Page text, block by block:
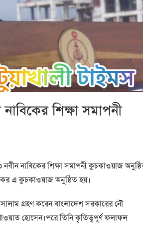
শিক্ষা সমাপনী
নাবিকের শিক্ষা সমাপনী কুচকাওয়াজ
এ কুচকাওয়াজ অনুষ্ঠিত হয়।
গ্রহণ করেন বাংলাদেশ সরকারের নৌ
হোসেন।পরে তিনি কৃতিত্বপূর্ণ ফলাফল